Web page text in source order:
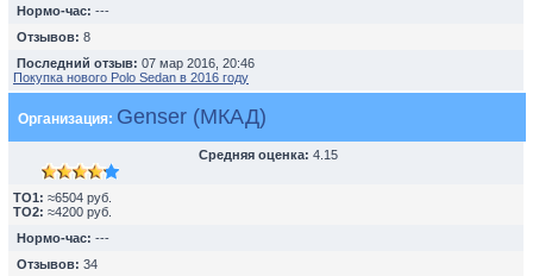
Нормо-час: ---
Отзывов: 8
Последний отзыв: 07 мар 2016, 20:46
Покупка нового Polo Sedan в 2016 году
Организация: Genser (МКАД)
Средняя оценка: 4.15
TO1: ≈6504 руб.
TO2: ≈4200 руб.
Нормо-час: ---
Отзывов: 34